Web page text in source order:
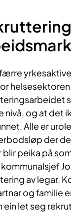
nivå, og at det
Alle er
der
blir peika på
av legar.
og familie
ein let seg